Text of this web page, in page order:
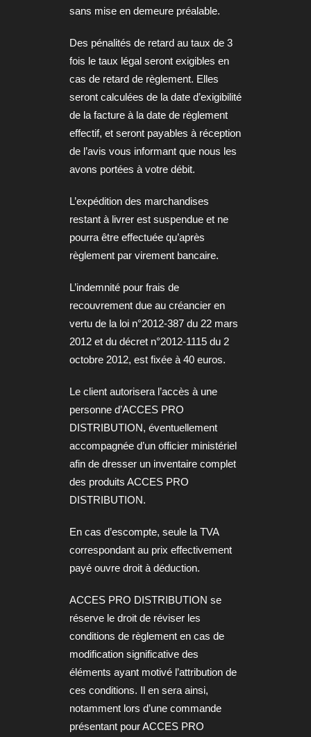
sans mise en demeure préalable.
Des pénalités de retard au taux de 3
fois le taux légal seront exigibles en
cas de retard de règlement. Elles
seront calculées de la date d’exigibilité
de la facture à la date de règlement
effectif, et seront payables à réception
de l’avis vous informant que nous les
avons portées à votre débit.
L’expédition des marchandises
restant à livrer est suspendue et ne
pourra être effectuée qu’après
règlement par virement bancaire.
L’indemnité pour frais de
recouvrement due au créancier en
vertu de la loi n°2012-387 du 22 mars
2012 et du décret n°2012-1115 du 2
octobre 2012, est fixée à 40 euros.
Le client autorisera l’accès à une
personne d’ACCES PRO
DISTRIBUTION, éventuellement
accompagnée d’un officier ministériel
afin de dresser un inventaire complet
des produits ACCES PRO
DISTRIBUTION.
En cas d’escompte, seule la TVA
correspondant au prix effectivement
payé ouvre droit à déduction.
ACCES PRO DISTRIBUTION se
réserve le droit de réviser les
conditions de règlement en cas de
modification significative des
éléments ayant motivé l’attribution de
ces conditions. Il en sera ainsi,
notamment lors d’une commande
présentant pour ACCES PRO